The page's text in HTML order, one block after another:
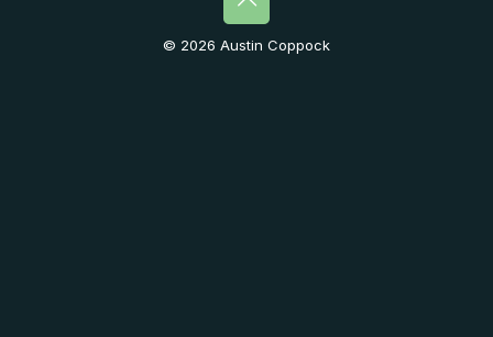
© 2026 Austin Coppock